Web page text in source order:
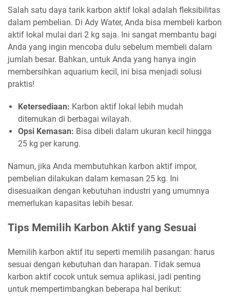
Salah satu daya tarik karbon aktif lokal adalah fleksibilitas
dalam pembelian. Di Ady Water, Anda bisa membeli karbon
aktif lokal mulai dari 2 kg saja. Ini sangat membantu bagi
Anda yang ingin mencoba dulu sebelum membeli dalam
jumlah besar. Bahkan, untuk Anda yang hanya ingin
membersihkan aquarium kecil, ini bisa menjadi solusi
praktis!
Ketersediaan: Karbon aktif lokal lebih mudah
ditemukan di berbagai wilayah.
Opsi Kemasan: Bisa dibeli dalam ukuran kecil hingga
25 kg per karung.
Namun, jika Anda membutuhkan karbon aktif impor,
pembelian dilakukan dalam kemasan 25 kg. Ini
disesuaikan dengan kebutuhan industri yang umumnya
memerlukan kapasitas lebih besar.
Tips Memilih Karbon Aktif yang Sesuai
Memilih karbon aktif itu seperti memilih pasangan: harus
sesuai dengan kebutuhan dan harapan. Tidak semua
karbon aktif cocok untuk semua aplikasi, jadi penting
untuk mempertimbangkan beberapa hal berikut: